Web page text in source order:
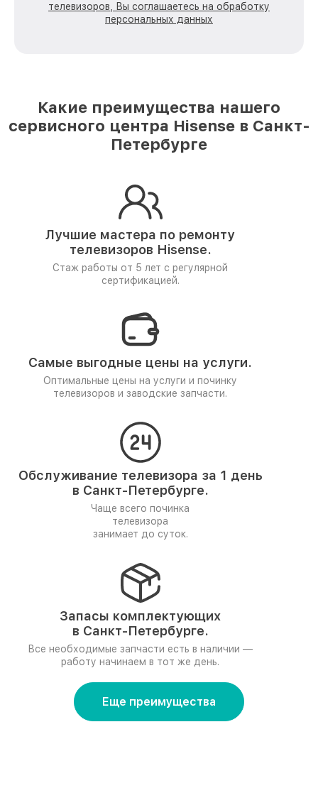
телевизоров, Вы соглашаетесь на обработку
персональных данных
Какие преимущества нашего
сервисного центра Hisense в Санкт-
Петербурге
Лучшие мастера по ремонту
телевизоров Hisense.
Стаж работы от 5 лет с регулярной
сертификацией.
Самые выгодные цены на услуги.
Оптимальные цены на услуги и починку
телевизоров и заводские запчасти.
Обслуживание телевизора за 1 день
в Санкт-Петербурге.
Чаще всего починка
телевизора
занимает до суток.
Запасы комплектующих
в Санкт-Петербурге.
Все необходимые запчасти есть в наличии —
работу начинаем в тот же день.
Еще преимущества